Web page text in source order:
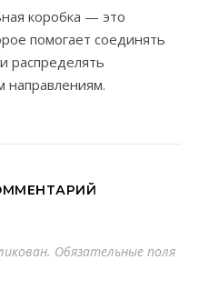
коробка — это
помогает соединять
распределять
направлениям.
Обязательные поля